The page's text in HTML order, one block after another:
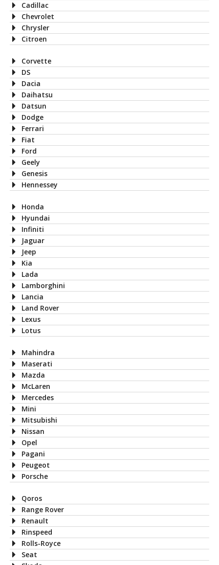
Cadillac
Chevrolet
Chrysler
Citroen
Corvette
DS
Dacia
Daihatsu
Datsun
Dodge
Ferrari
Fiat
Ford
Geely
Genesis
Hennessey
Honda
Hyundai
Infiniti
Jaguar
Jeep
Kia
Lada
Lamborghini
Lancia
Land Rover
Lexus
Lotus
Mahindra
Maserati
Mazda
McLaren
Mercedes
Mini
Mitsubishi
Nissan
Opel
Pagani
Peugeot
Porsche
Qoros
Range Rover
Renault
Rinspeed
Rolls-Royce
Seat